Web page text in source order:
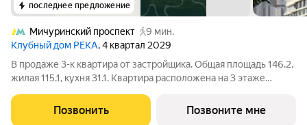
последнее предложение
Мичуринский проспект
9 мин.
Клубный дом РЕКА, 4 квартал 2029
В продаже 3-к квартира от застройщика. Общая площадь 146.2,
жилая 115.1, кухня 31.1. Квартира расположена на 3 этаже
кв. 2029 года. Высота потолка до 3.65 метра в квартирах и до
4,5 м в
Позвонить Позвоните мне